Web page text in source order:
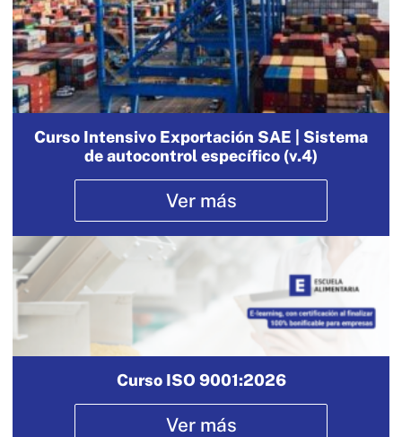
Curso Intensivo Exportación SAE | Sistema
de autocontrol específico (v.4)
Ver más
Curso ISO 9001:2026
Ver más